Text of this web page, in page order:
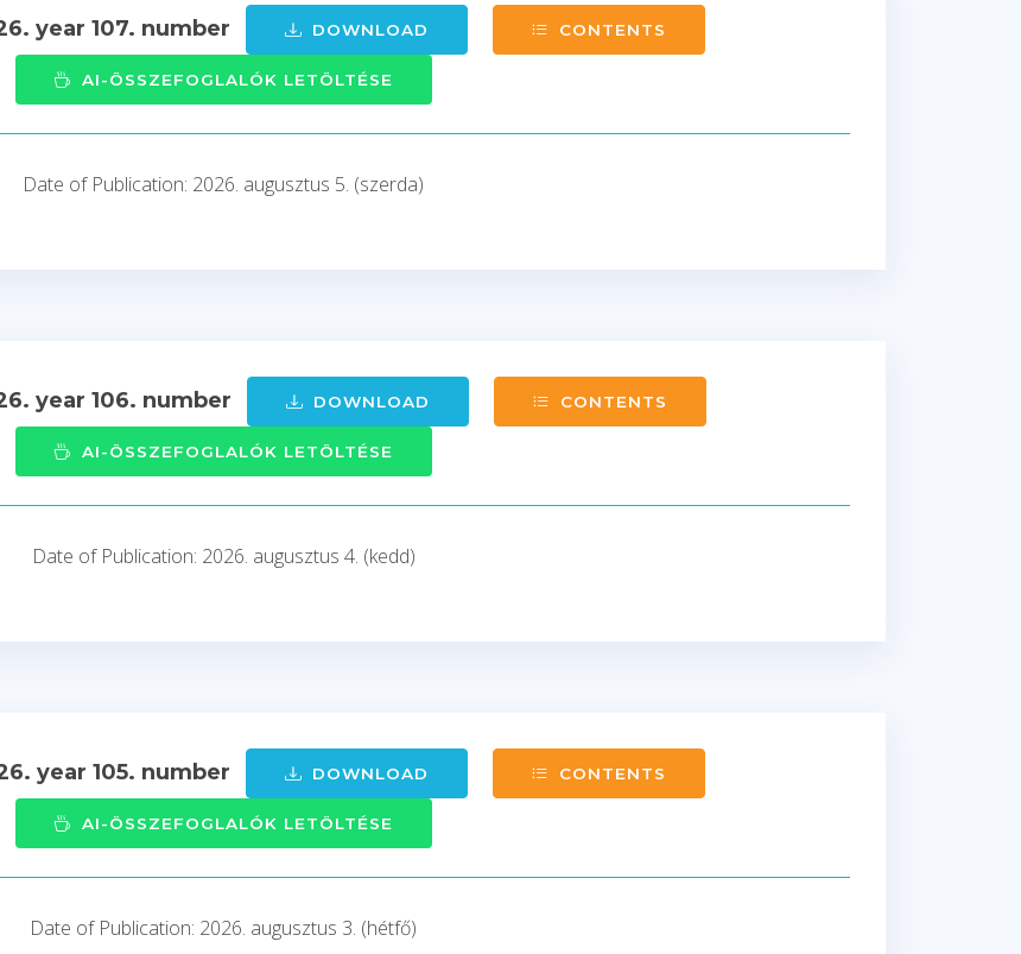
year 107. number DOWNLOAD CONTENTS
AI-ÖSSZEFOGLALÓK LETÖLTÉSE
Date of Publication: 2026. augusztus 5. (szerda)
year 106. number DOWNLOAD CONTENTS
AI-ÖSSZEFOGLALÓK LETÖLTÉSE
Date of Publication: 2026. augusztus 4. (kedd)
year 105. number DOWNLOAD CONTENTS
AI-ÖSSZEFOGLALÓK LETÖLTÉSE
Date of Publication: 2026. augusztus 3. (hétfő)